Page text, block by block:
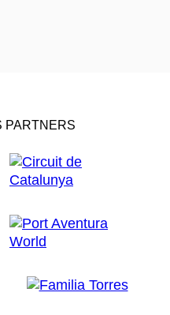
PARTNERS